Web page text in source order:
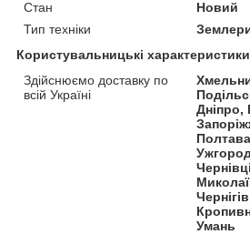
Стан
Новий
Тип техніки
Користувальницькі характеристики
Здійснюємо доставку по
всій Україні
Дніпро,
Умань